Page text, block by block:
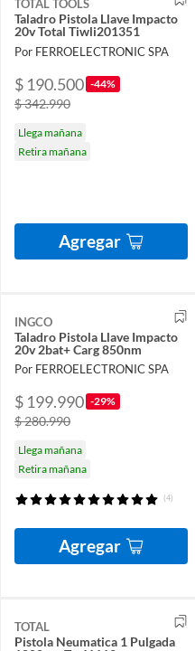
TOTAL TOOLS
Taladro Pistola Llave Impacto
20v Total Tiwli201351
Por FERROELECTRONIC SPA
$ 190.500 -44%
$ 342.990
Llega mañana
Retira mañana
Agregar
INGCO
Taladro Pistola Llave Impacto
20v 2bat+ Carg 850nm
Por FERROELECTRONIC SPA
$ 199.990 -29%
$ 280.990
Llega mañana
Retira mañana
(4)
Agregar
TOTAL
Pistola Neumatica 1 Pulgada